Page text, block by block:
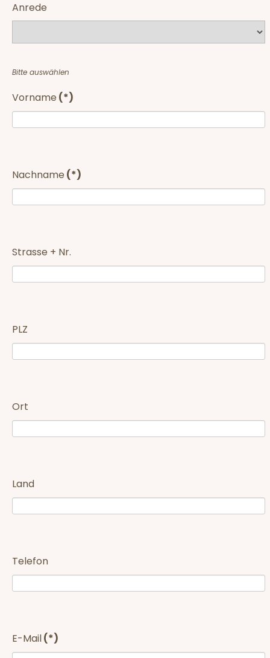
Anrede
Bitte auswählen
Vorname (*)
Nachname (*)
Strasse + Nr.
PLZ
Ort
Land
Telefon
E-Mail(*)